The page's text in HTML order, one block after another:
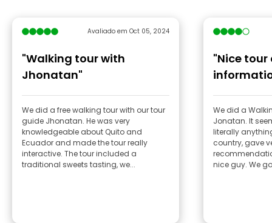
Avaliado em Oct 05, 2024
"Walking tour with
Jhonatan"
We did a free walking tour with our tour
guide Jhonatan. He was very
knowledgeable about Quito and
Ecuador and made the tour really
interactive. The tour included a
traditional sweets tasting, we...
"Nice
We did a
Jonatan. It seems that he knows
literally
country, gave
nice guy.